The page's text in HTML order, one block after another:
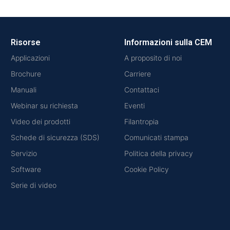
Risorse
Applicazioni
Brochure
Manuali
Webinar su richiesta
Video dei prodotti
Schede di sicurezza (SDS)
Servizio
Software
Serie di video
Informazioni sulla CEM
A proposito di noi
Carriere
Contattaci
Eventi
Filantropia
Comunicati stampa
Politica della privacy
Cookie Policy